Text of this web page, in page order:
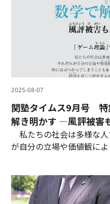
2025-08-07
関塾タイムス9月号
解き明かす ―風評被害
私たちの社会は多様な
が自分の立場や価値観に